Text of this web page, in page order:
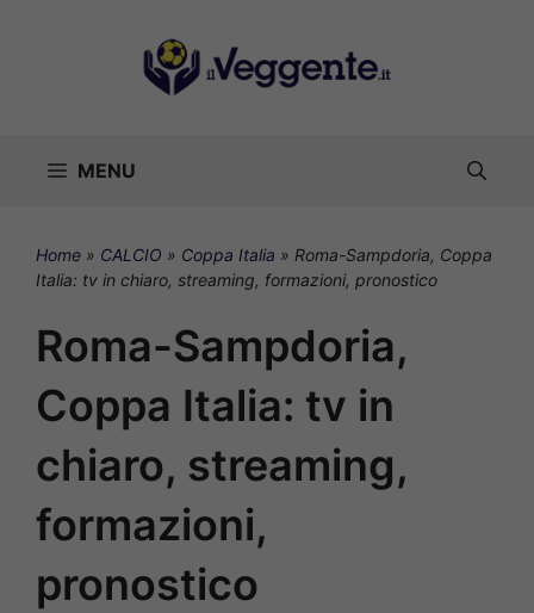
MENU
Home » CALCIO » Coppa Italia » Roma-Sampdoria, Coppa
Italia: tv in chiaro, streaming, formazioni, pronostico
Roma-Sampdoria,
Coppa Italia: tv in
chiaro, streaming,
formazioni,
pronostico